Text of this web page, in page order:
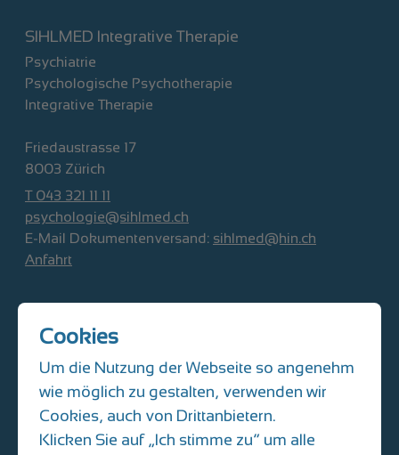
SIHLMED Integrative Therapie
Psychiatrie
Psychologische Psychotherapie
Integrative Therapie
Friedaustrasse 17
8003 Zürich
T 043 321 11 11
psychologie@sihlmed.ch
E-Mail Dokumentenversand: sihlmed@hin.ch
Anfahrt
Albisriederplatz 10
8004 Zürich
T 044 493 31 61
kinderarzt@sihlmed.ch
praxisalbisriederplatz@hin.ch
Cookies
Um die Nutzung der Webseite so angenehm
wie möglich zu gestalten, verwenden wir
Cookies, auch von Drittanbietern.
Klicken Sie auf „Ich stimme zu“ um alle